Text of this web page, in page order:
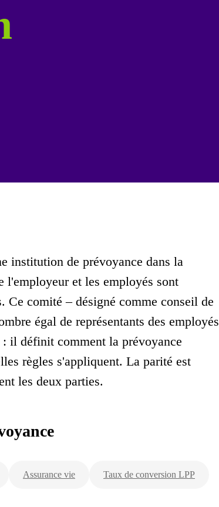
institution de prévoyance dans la
l'employeur et les employés sont
Ce comité – désigné comme conseil de
égal de représentants des employés
il définit comment la prévoyance
règles s'appliquent. La parité est
les deux parties.
Assurance vie Taux de conversion LPP